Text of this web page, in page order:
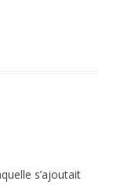
s’ajoutait